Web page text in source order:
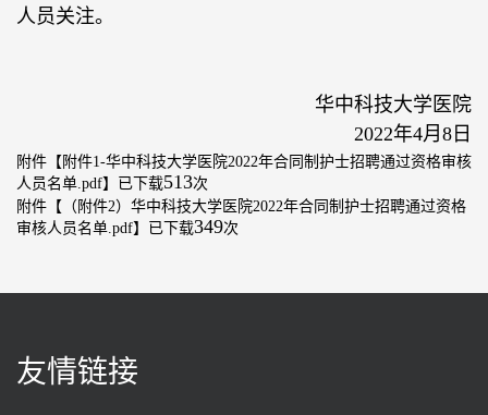
人员关注。
华中科技大学医院
2022年4月8日
附件【 附件1-华中科技大学医院2022年合同制护士招聘通过资格审核
人员名单.pdf】已下载513次
附件【 （附件2）华中科技大学医院2022年合同制护士招聘通过资格
审核人员名单.pdf】已下载349次
友情链接